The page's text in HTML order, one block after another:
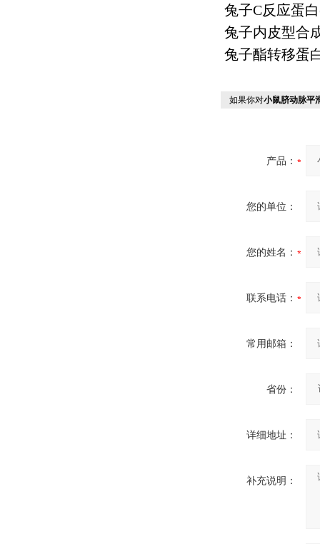
兔子C反应蛋白
兔子内皮型合
兔子酯转移蛋
如果你对小鼠脐动脉平
产品：
您的单位：
您的姓名：
联系电话：
常用邮箱：
省份：
详细地址：
补充说明：